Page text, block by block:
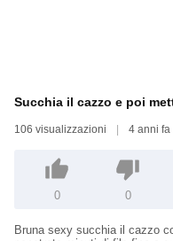
Succhia il cazzo e poi
106 visualizzazioni 4 anni fa
0 0
Bruna sexy succhia il cazzo